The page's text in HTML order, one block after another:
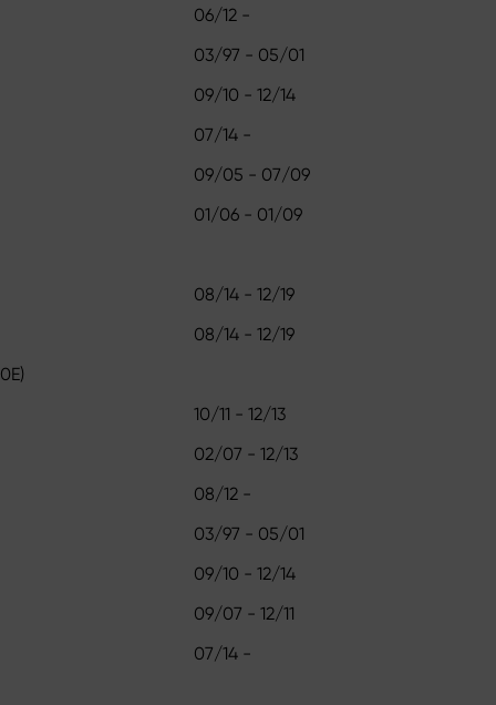
06/12 -
03/97 - 05/01
09/10 - 12/14
07/14 -
09/05 - 07/09
01/06 - 01/09
08/14 - 12/19
08/14 - 12/19
10/11 - 12/13
02/07 - 12/13
08/12 -
03/97 - 05/01
09/10 - 12/14
09/07 - 12/11
07/14 -